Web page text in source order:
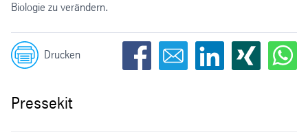
Biologie zu verändern.
Drucken
Pressekit